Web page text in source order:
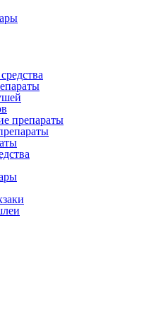
препараты